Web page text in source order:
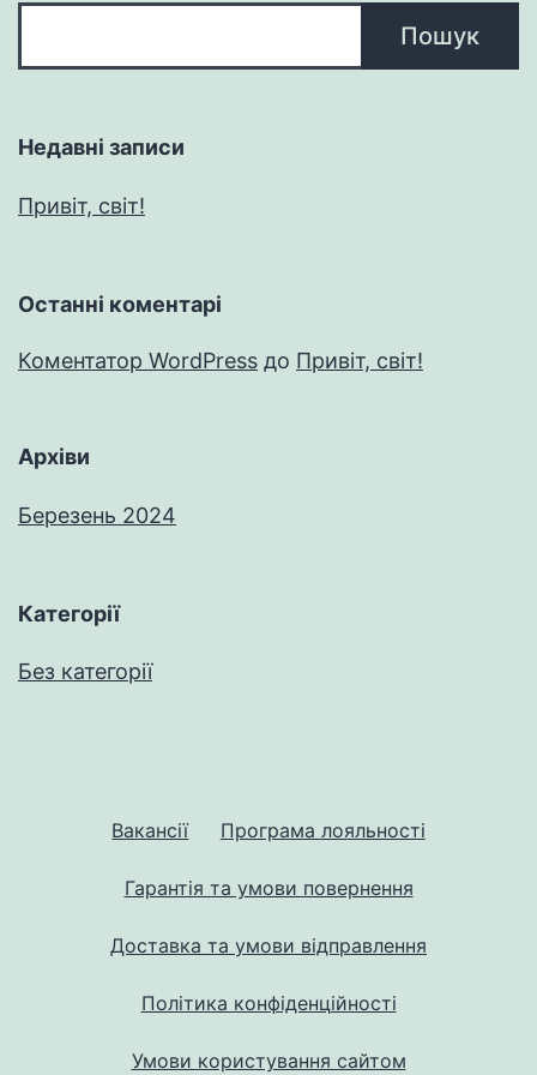
Пошук
Недавні записи
Привіт, світ!
Останні коментарі
Коментатор WordPress до Привіт, світ!
Архіви
Березень 2024
Категорії
Без категорії
Вакансії Програма лояльності
Гарантія та умови повернення
Доставка та умови відправлення
Політика конфіденційності
Умови користування сайтом